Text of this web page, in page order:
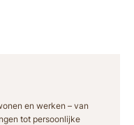
en werken – van
tot persoonlijke